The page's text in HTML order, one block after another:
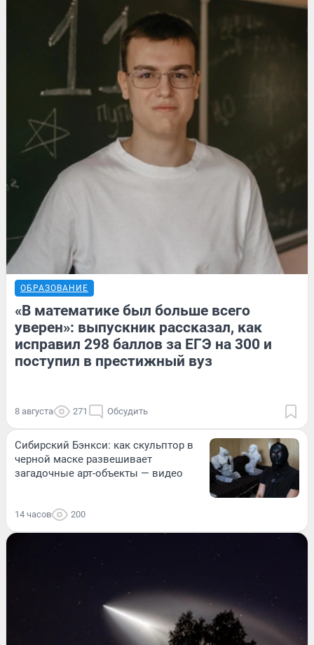
ОБРАЗОВАНИЕ
«В математике был больше всего
уверен»: выпускник рассказал, как
исправил 298 баллов за ЕГЭ на 300 и
поступил в престижный вуз
8 августа 271 Обсудить
Сибирский Бэнкси: как скульптор в
черной маске развешивает
загадочные арт-объекты — видео
14 часов 200